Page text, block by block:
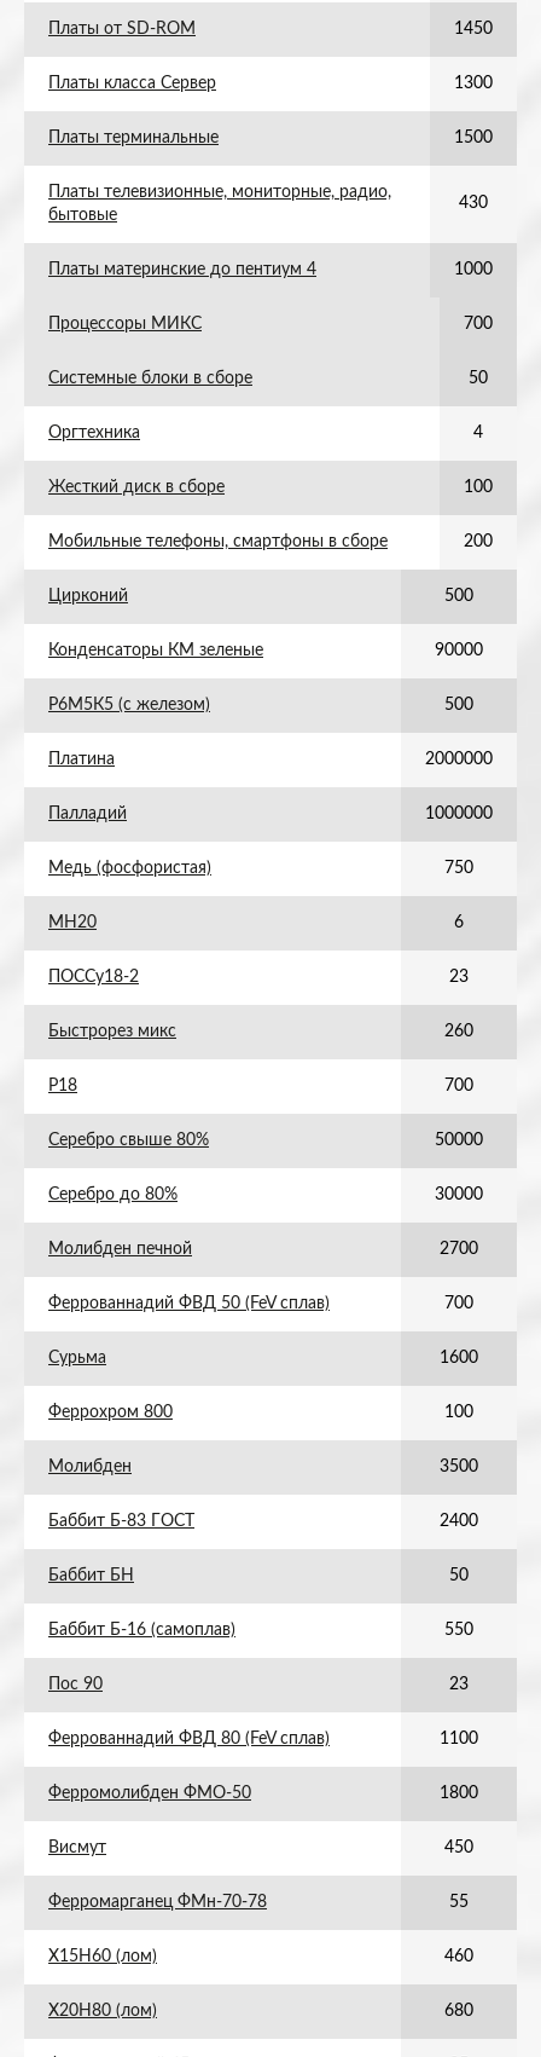
Платы от SD-ROM 1450
Платы класса Сервер 1300
Платы терминальные 1500
Платы телевизионные, мониторные, радио,
бытовые
430
Платы материнские до пентиум 4 1000
Процессоры МИКС 700
Системные блоки в сборе 50
Оргтехника 4
Жесткий диск в сборе 100
Мобильные телефоны, смартфоны в сборе 200
Цирконий 500
Конденсаторы КМ зеленые 90000
Р6М5К5 (с железом) 500
Платина 2000000
Палладий 1000000
Медь (фосфористая) 750
МН20 6
ПОССу18-2 23
Быстрорез микс 260
Р18 700
Серебро свыше 80% 50000
Серебро до 80% 30000
Молибден печной 2700
Феррованнадий ФВД 50 (FeV сплав) 700
Сурьма 1600
Феррохром 800 100
Молибден 3500
Баббит Б-83 ГОСТ 2400
Баббит БН 50
Баббит Б-16 (самоплав) 550
Пос 90 23
Феррованнадий ФВД 80 (FeV сплав) 1100
Ферромолибден ФМО-50 1800
Висмут 450
Ферромарганец ФМн-70-78 55
Х15Н60 (лом) 460
Х20Н80 (лом) 680